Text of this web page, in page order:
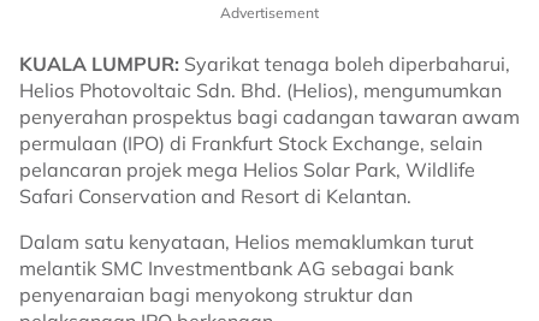
Advertisement
KUALA LUMPUR: Syarikat tenaga boleh diperbaharui,
Helios Photovoltaic Sdn. Bhd. (Helios), mengumumkan
penyerahan prospektus bagi cadangan tawaran awam
permulaan (IPO) di Frankfurt Stock Exchange, selain
pelancaran projek mega Helios Solar Park, Wildlife
Safari Conservation and Resort di Kelantan.
Dalam satu kenyataan, Helios memaklumkan turut
melantik SMC Investmentbank AG sebagai bank
penyenaraian bagi menyokong struktur dan